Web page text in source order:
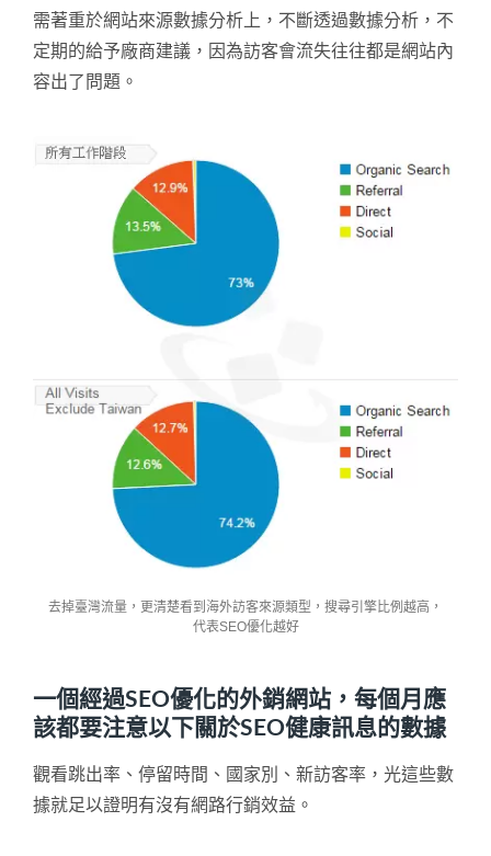
需著重於網站來源數據分析上，不斷透過數據分析，不
定期的給予廠商建議，因為訪客會流失往往都是網站內
容出了問題。
去掉臺灣流量，更清楚看到海外訪客來源類型，搜尋引擎比例越高，
代表SEO優化越好
一個經過SEO優化的外銷網站，每個月應
該都要注意以下關於SEO健康訊息的數據
觀看跳出率、停留時間、國家別、新訪客率，光這些數
據就足以證明有沒有網路行銷效益。